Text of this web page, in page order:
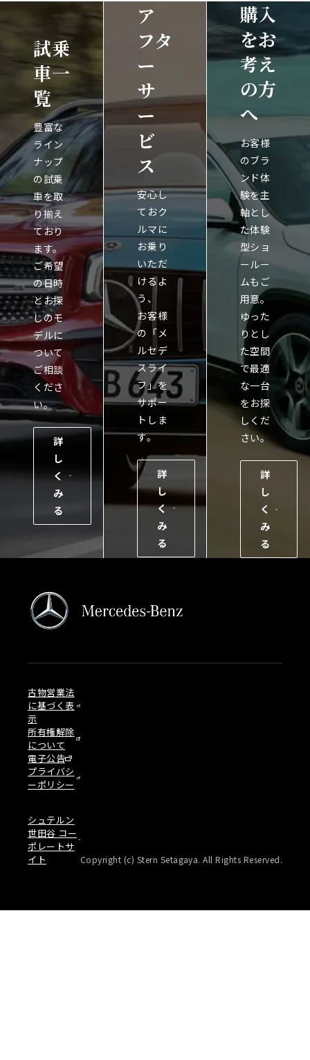
試乗
車一
覧
豊富な
ライン
ナップ
の試乗
車を取
り揃え
ており
ます。
ご希望
の日時
とお探
しのモ
デルに
ついて
ご相談
くださ
い。
詳
し
く
み
る
ア
フタ
ー
サ
ー
ビ
ス
安心し
ておク
ルマに
お乗り
いただ
けるよ
う、
お客様
の「メ
ルセデ
スライ
フ」を
サポー
トしま
す。
詳
し
く
み
る
購入
をお
考え
の方
へ
お客様
のブラ
ンド体
験を主
軸とし
た体験
型ショ
ールー
ムもご
用意。
ゆった
りとし
た空間
で最適
な一台
をお探
しくだ
さい。
詳
し
く
み
る
古物営業法
に基づく表
示
所有権解除
について
電子公告
プライバシ
ーポリシー
シュテルン
世田谷 コー
ポレートサ
イト
Copyright (c) Stern Setagaya. All Rights Reserved.